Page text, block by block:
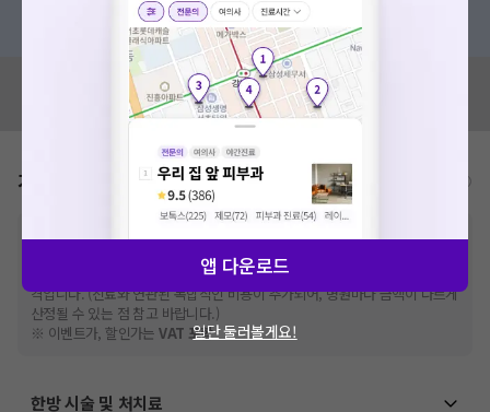
혹은, 의료상담 서비스에 다양한 게시글 보러가기
혹시 잘못된 병원정보가 있나요?
모두닥 팀에 알려주세요!
가격표 비급여/급여 진료란?
※비급여 항목의 경우,추가비용 등으로 실제 가격과 상이할 수 있으니, 정확
한 가격은 해당 의료기관에 직접 문의해주세요.
건강보험심사평가원에 고지되어 있는 급여 진료 기준 가
격입니다. (진료와 연관된 복합적인 비용이 추가되어, 병원마다 금액이 다르게
산정될 수 있는 점 참고 바랍니다.)
※ 이벤트가, 할인가는VAT 포함
한방 시술 및 처치료
앱 다운로드
일단 둘러볼게요!